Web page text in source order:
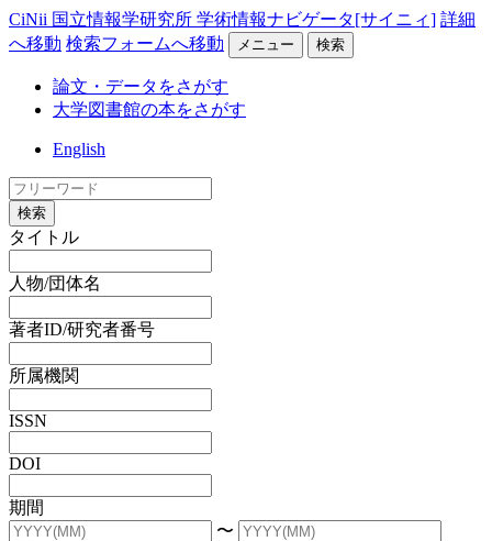
CiNii 国立情報学研究所 学術情報ナビゲータ[サイニィ] 詳細
へ移動 検索フォームへ移動 メニュー 検索
論文・データをさがす
大学図書館の本をさがす
English
検索
タイトル
人物/団体名
著者ID/研究者番号
所属機関
ISSN
DOI
期間
〜